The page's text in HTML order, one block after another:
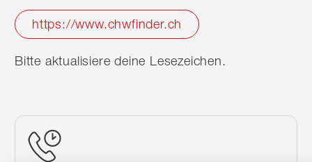
https://www.chwfinder.ch
Bitte aktualisiere deine Lesezeichen.